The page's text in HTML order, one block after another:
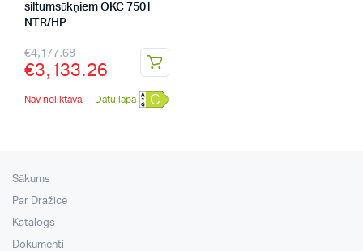
siltumsūkņiem OKC 750 l
NTR/HP
€4,177.68
€3,133.26
Nav noliktavā Datu lapa C
Sākums
Par Dražice
Katalogs
Dokumenti